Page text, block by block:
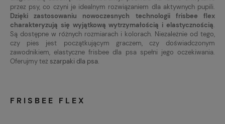
przez psy, co czyni je idealnym rozwiązaniem dla aktywnych pupili.
Dzięki zastosowaniu nowoczesnych technologii frisbee flex
charakteryzują się wyjątkową wytrzymałością i elastycznością.
Są dostępne w różnych rozmiarach i kolorach. Niezależnie od tego,
czy pies jest początkującym graczem, czy doświadczonym
zawodnikiem, elastyczne frisbee dla psa spełni jego oczekiwania.
Oferujmy też szarpaki dla psa.
FRISBEE FLEX